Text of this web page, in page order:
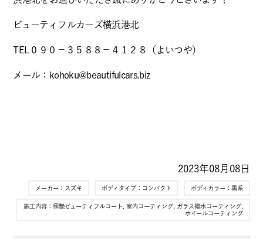
ビューティフルカーズ横浜港北
TEL０９０－３５８８－４１２８（よいつや）
メール：kohoku@beautifulcars.biz
2023年08月08日
メーカー： スズキ ボディタイプ： コンパクト ボディカラー： 黒系
施工内容： 極艶ビューティフルコート 室内コーティング, ガラス撥水コーティング,
ホイールコーティング